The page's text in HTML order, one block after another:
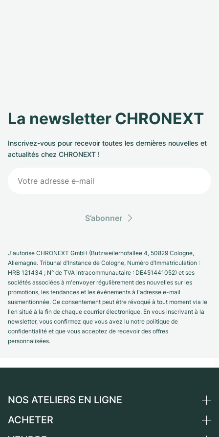
La newsletter CHRONEXT
Inscrivez-vous pour recevoir toutes les dernières nouvelles et
actualités chez CHRONEXT !
S’abonner
J'autorise CHRONEXT GmbH (Butzweilerhofallee 4, 50829 Cologne,
Allemagne. Tribunal d'Instance de Cologne, Numéro d'Immatriculation :
HRB 121434 ; N° de TVA intracommunautaire : DE451441052) et ses
sociétés associées à m'envoyer régulièrement des nouvelles sur les
promotions, les tendances et les événements à l'adresse e-mail
susmentionnée. Ce consentement peut être révoqué à tout moment via le
lien situé à la fin de chaque courrier électronique. En vous inscrivant à la
newsletter, vous confirmez que vous avez lu notre politique de
confidentialité et que vous acceptez de recevoir des offres
personnalisées.
NOS ATELIERS EN LIGNE
Allemagne
ACHETER